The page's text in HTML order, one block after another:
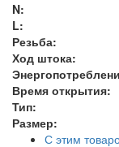
N:
L:
Резьба:
Ход штока:
Время открытия:
Тип:
Размер:
С этим